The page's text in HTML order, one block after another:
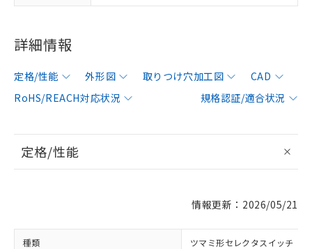
詳細情報
定格/性能 外形図 取りつけ穴加工図
CAD
RoHS/REACH対応状況
規格認証/適合状況
定格/性能
情報更新：2026/05/21
種類 ツマミ形セレクタスイッチ